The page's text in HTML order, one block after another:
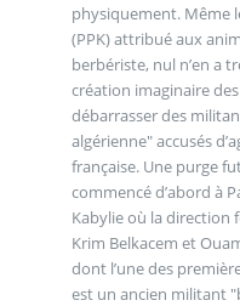
physiquement. Même
(PPK) attribué aux
berbériste, nul n’en a
création imaginaire
débarrasser des
algérienne" accusés
française. Une purge
commencé d’abord à
Kabylie où la direction
Krim Belkacem et
dont l’une des
est un ancien militant